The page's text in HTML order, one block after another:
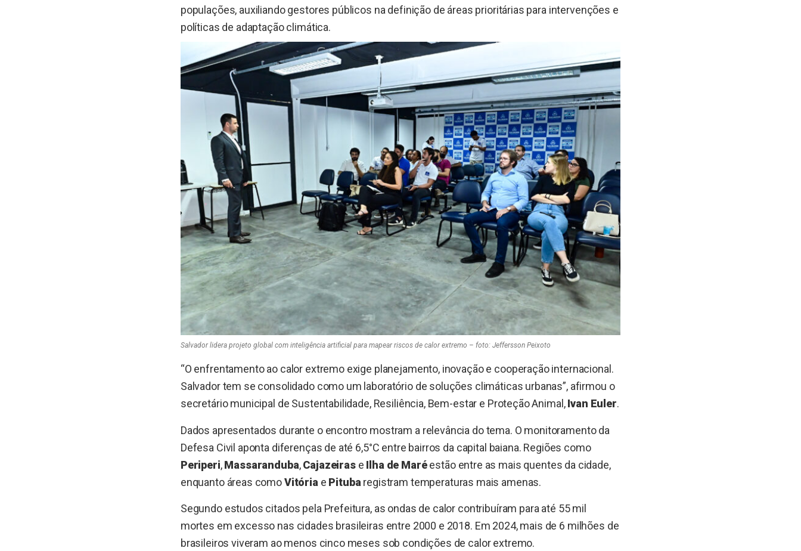
populações, auxiliando gestores públicos na definição de áreas prioritárias para intervenções e
políticas de adaptação climática.
Salvador lidera projeto global com inteligência artificial para mapear riscos de calor extremo – foto: Jeffersson Peixoto
“O enfrentamento ao calor extremo exige planejamento, inovação e cooperação internacional.
Salvador tem se consolidado como um laboratório de soluções climáticas urbanas”, afirmou o
secretário municipal de Sustentabilidade, Resiliência, Bem-estar e Proteção Animal,Ivan Euler.
Dados apresentados durante o encontro mostram a relevância do tema. O monitoramento da
Defesa Civil aponta diferenças de até 6,5°C entre bairros da capital baiana. Regiões como
Periperi,Massaranduba,Cajazeirase Ilha de Maréestão entre as mais quentes da cidade,
enquanto áreas comoVitória e Pituba registram temperaturas mais amenas.
Segundo estudos citados pela Prefeitura, as ondas de calor contribuíram para até 55 mil
mortes em excesso nas cidades brasileiras entre 2000 e 2018. Em 2024, mais de 6 milhões de
brasileiros viveram ao menos cinco meses sob condições de calor extremo.